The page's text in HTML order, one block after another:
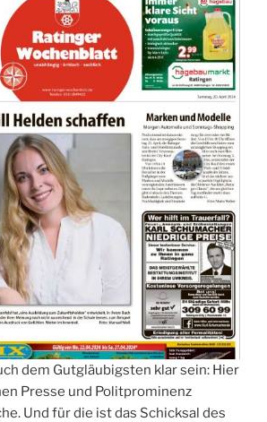
dem Gutgläubigsten klar sein: Hier
Presse und Politprominenz
Und für die ist das Schicksal des